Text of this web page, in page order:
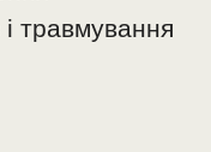
травмування